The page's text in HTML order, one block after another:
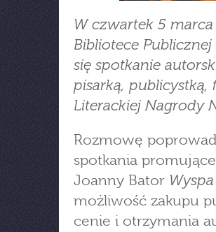
W czwartek 5
Bibliotece
się spotkanie
pisarką, publicystką,
Literackiej Nagrody
Rozmowę
spotkania
Joanny Bator
możliwość zakupu
cenie i otrzymania